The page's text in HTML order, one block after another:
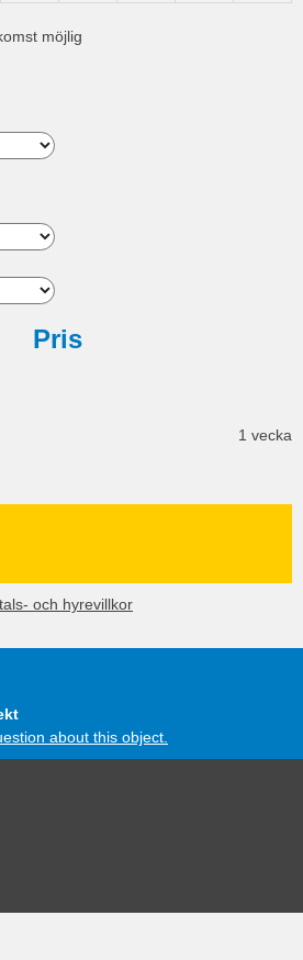
möjlig
Pris
1 vecka
och hyrevillkor
about this object.